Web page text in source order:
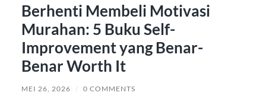
Berhenti Membeli Motivasi
Murahan: 5 Buku Self-
Improvement yang Benar-
Benar Worth It
MEI 26, 2026 / 0 COMMENTS